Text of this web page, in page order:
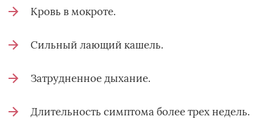
Кровь в мокроте.
Сильный лающий кашель.
Затрудненное дыхание.
Длительность симптома более трех недель.